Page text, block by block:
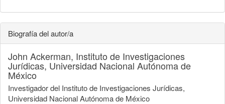
Biografía del autor/a
John Ackerman, Instituto de Investigaciones
Jurídicas, Universidad Nacional Autónoma de
México
Investigador del Instituto de Investigaciones Jurídicas,
Universidad Nacional Autónoma de México